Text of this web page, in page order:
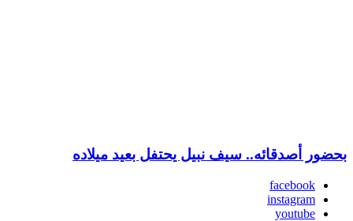
بحضور أصدقائه.. سيف نبيل يحتفل بعيد ميلاده
facebook
instagram
youtube